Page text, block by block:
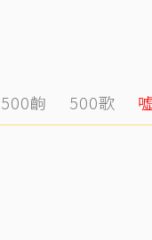
500齣 500歌